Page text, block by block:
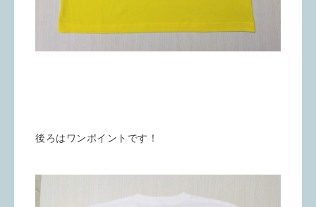
後ろはワンポイントです！